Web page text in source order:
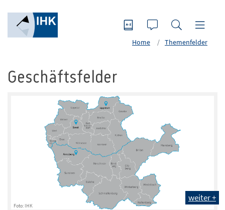
Home Themenfelder
Geschäftsfelder
Foto: IHK
weiter +